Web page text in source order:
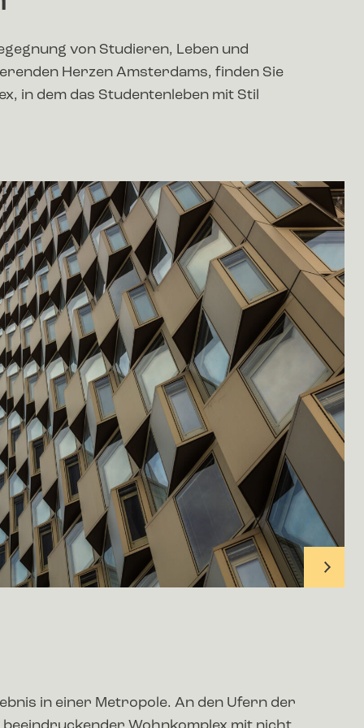
von Studieren, Leben und
Herzen Amsterdams, finden Sie
in dem das Studentenleben mit Stil
in einer Metropole. An den Ufern der